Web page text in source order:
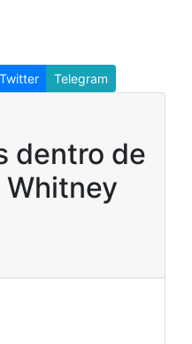
Twitter Telegram
dentro de
Whitney